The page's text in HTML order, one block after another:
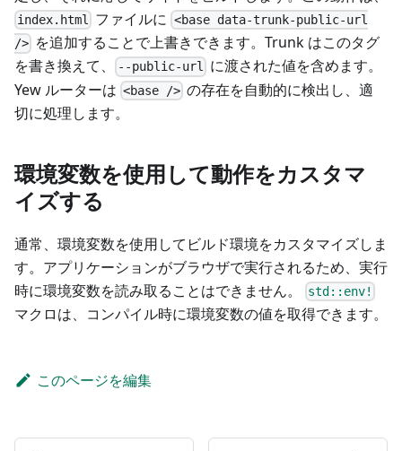
index.html ファイルに <base data-trunk-public-url
/> を追加することで上書きできます。Trunk はこのタグ
を書き換えて、
--public-url に渡された値を含めます。
Yew ルーターは <base /> の存在を自動的に検出し、適
切に処理します。
環境変数を使用して動作をカスタマ
イズする
通常、環境変数を使用してビルド環境をカスタマイズしま
す。アプリケーションがブラウザで実行されるため、実行
時に環境変数を読み取ることはできません。
std::env!
マクロは、コンパイル時に環境変数の値を取得できます。
このページを編集